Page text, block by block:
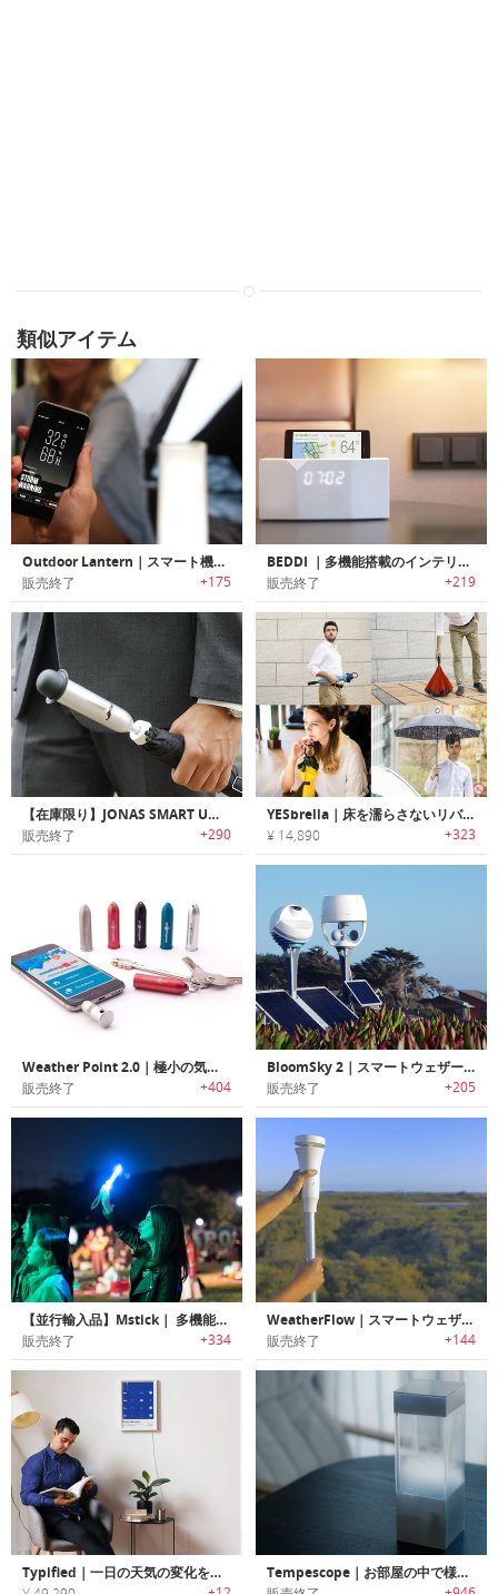
類似アイテム
Outdoor Lantern｜スマート機能搭載のアウトドア用ランタン
販売終了 +175
BEDDI ｜多機能搭載のインテリジェントな目覚まし時計「ベディ」
販売終了 +219
【在庫限り】JONAS SMART UMBRELLA｜天気を知らせてくれるBluetooth対応スマート傘「ジョナス」
販売終了 +290
YESbrella｜床を濡らさないリバースデザインアンブレラ「イエスブレラ」
¥ 14,890 +323
Weather Point 2.0｜極小の気象観測デバイス「ウェザーポイント 2.0」
販売終了 +404
BloomSky 2｜スマートウェザーカメラステーション「ブルームスカイ2」
販売終了 +205
【並行輸入品】Mstick｜ 多機能スマートLEDスティックライト「Mスティック」
販売終了 +334
WeatherFlow｜スマートウェザーステーション「ウェザーフロー」
販売終了 +144
Typified｜一日の天気の変化をお知らせするスマートポスター「ティポファイド」 Tempescope｜お部屋の中で様々な気象現象が楽しめる箱形デバイス「テンペスコープ」